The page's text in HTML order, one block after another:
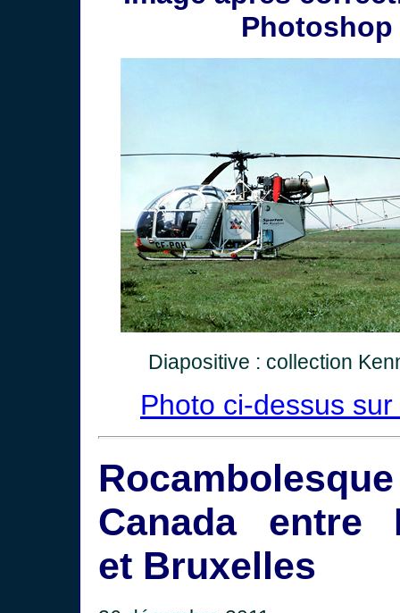
Photoshop
Diapositive : collection
Photo ci-dessus
Canada entre
et Bruxelles